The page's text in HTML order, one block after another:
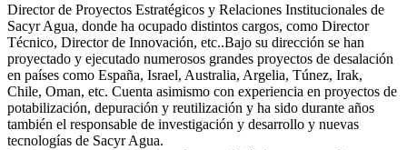
Director de Proyectos Estratégicos y Relaciones Institucionales de
Sacyr Agua, donde ha ocupado distintos cargos, como Director
Técnico, Director de Innovación, etc..Bajo su dirección se han
proyectado y ejecutado numerosos grandes proyectos de desalación
en países como España, Israel, Australia, Argelia, Túnez, Irak,
Chile, Oman, etc. Cuenta asimismo con experiencia en proyectos de
potabilización, depuración y reutilización y ha sido durante años
también el responsable de investigación y desarrollo y nuevas
tecnologías de Sacyr Agua.